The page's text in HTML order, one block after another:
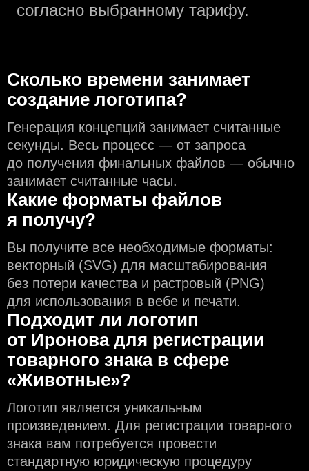
согласно выбранному тарифу.
Сколько времени занимает
создание логотипа?
Генерация концепций занимает считанные
секунды. Весь процесс — от запроса
до получения финальных файлов — обычно
занимает считанные часы.
Какие форматы файлов
я получу?
Вы получите все необходимые форматы:
векторный (SVG) для масштабирования
без потери качества и растровый (PNG)
для использования в вебе и печати.
Подходит ли логотип
от Иронова для регистрации
товарного знака в сфере
«Животные»?
Логотип является уникальным
произведением. Для регистрации товарного
знака вам потребуется провести
стандартную юридическую процедуру